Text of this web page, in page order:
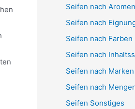
Seifen nach
Seifen nach
Seifen nach Farben
Seifen nach
Seifen nach Marken
Seifen nach
Seifen Sonstiges